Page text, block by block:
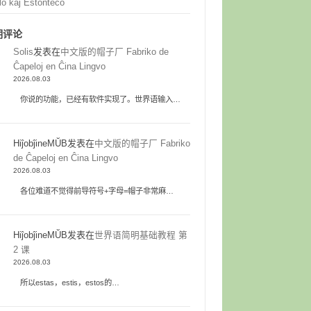
kaj Estonteco
评论
Solis发表在中文版的帽子厂 Fabriko de
Ĉapeloj en Ĉina Lingvo
2026.08.03
你说的功能，已经有软件实现了。世界语输入…
HiĵobĵineMŬB发表在中文版的帽子厂 Fabriko
de Ĉapeloj en Ĉina Lingvo
2026.08.03
各位难道不觉得前导符号+字母=帽子非常麻…
HiĵobĵineMŬB发表在世界语简明基础教程 第
2 课
2026.08.03
所以estas，estis，estos的…